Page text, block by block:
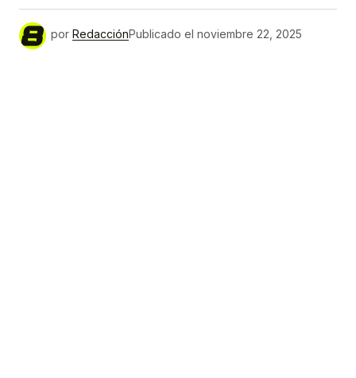
por RedacciónPublicado el noviembre 22, 2025